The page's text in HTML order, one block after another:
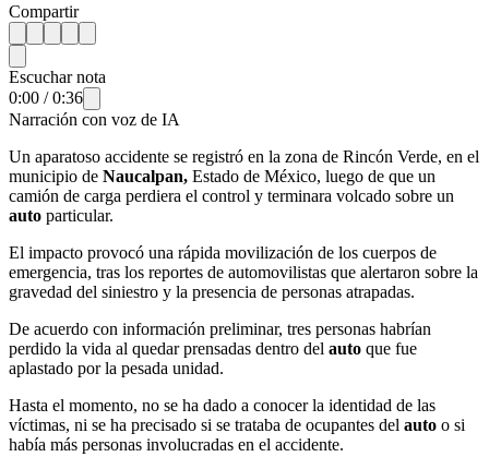
Compartir
Escuchar nota
0:00 /0:36
Narración con voz de IA
Un aparatoso accidente se registró en la zona de Rincón Verde, en el
municipio de Naucalpan, Estado de México, luego de que un
camión de carga perdiera el control y terminara volcado sobre un
auto particular.
El impacto provocó una rápida movilización de los cuerpos de
emergencia, tras los reportes de automovilistas que alertaron sobre la
gravedad del siniestro y la presencia de personas atrapadas.
De acuerdo con información preliminar, tres personas habrían
perdido la vida al quedar prensadas dentro del auto que fue
aplastado por la pesada unidad.
Hasta el momento, no se ha dado a conocer la identidad de las
víctimas, ni se ha precisado si se trataba de ocupantes del auto o si
había más personas involucradas en el accidente.